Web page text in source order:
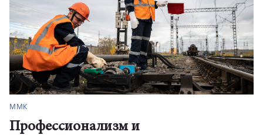
ММК
Профессионализм и